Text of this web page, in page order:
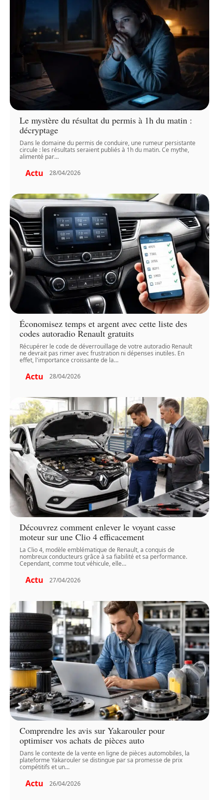
Le mystère du résultat du permis à 1h du matin :
décryptage
Dans le domaine du permis de conduire, une rumeur persistante
circule : les résultats seraient publiés à 1h du matin. Ce mythe,
alimenté par…
Actu 28/04/2026
Économisez temps et argent avec cette liste des
codes autoradio Renault gratuits
Récupérer le code de déverrouillage de votre autoradio Renault
ne devrait pas rimer avec frustration ni dépenses inutiles. En
effet, l'importance croissante de la…
Actu 28/04/2026
Découvrez comment enlever le voyant casse
moteur sur une Clio 4 efficacement
La Clio 4, modèle emblématique de Renault, a conquis de
nombreux conducteurs grâce à sa fiabilité et sa performance.
Cependant, comme tout véhicule, elle…
Actu 27/04/2026
Comprendre les avis sur Yakarouler pour
optimiser vos achats de pièces auto
Dans le contexte de la vente en ligne de pièces automobiles, la
plateforme Yakarouler se distingue par sa promesse de prix
compétitifs et un…
Actu 26/04/2026